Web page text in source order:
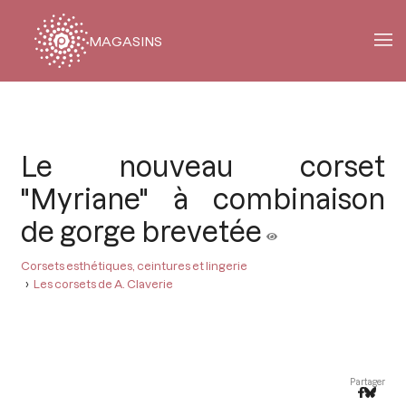
MAGASINS
Le nouveau corset
"Myriane" à combinaison
de gorge brevetée
Corsets esthétiques, ceintures et lingerie
Les corsets de A. Claverie
Partager